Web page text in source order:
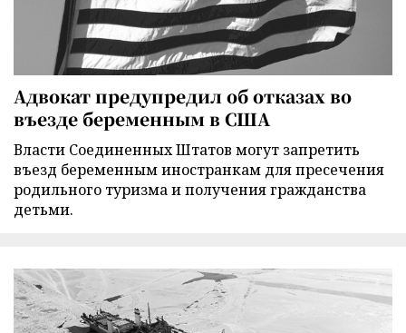
Адвокат предупредил об отказах во
въезде беременным в США
Власти Соединенных Штатов могут запретить
въезд беременным иностранкам для пресечения
родильного туризма и получения гражданства
детьми.